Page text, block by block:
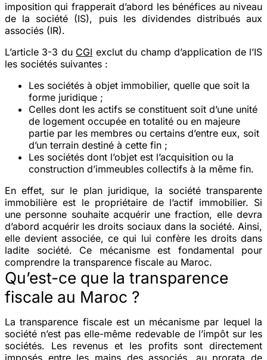
imposition qui frapperait d’abord les bénéfices au niveau
de la société (IS), puis les dividendes distribués aux
associés (IR).
L’article 3-3 du CGI exclut du champ d’application de l’IS
les sociétés suivantes :
Les sociétés à objet immobilier, quelle que soit la
forme juridique ;
Celles dont les actifs se constituent soit d’une unité
de logement occupée en totalité ou en majeure
partie par les membres ou certains d’entre eux, soit
d’un terrain destiné à cette fin ;
Les sociétés dont l’objet est l’acquisition ou la
construction d’immeubles collectifs à la même fin.
En effet, sur le plan juridique, la société transparente
immobilière est le propriétaire de l’actif immobilier. Si
une personne souhaite acquérir une fraction, elle devra
d’abord acquérir les droits sociaux dans la société. Ainsi,
elle devient associée, ce qui lui confère les droits dans
ladite société. Ce mécanisme est fondamental pour
comprendre la transparence fiscale au Maroc.
Qu’est-ce que la transparence
fiscale au Maroc ?
La transparence fiscale est un mécanisme par lequel la
société n’est pas elle-même redevable de l’impôt sur les
sociétés. Les revenus et les profits sont directement
imposés entre les mains des associés, au prorata de